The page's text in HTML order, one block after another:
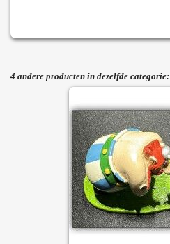
4 andere producten in dezelfde categorie: